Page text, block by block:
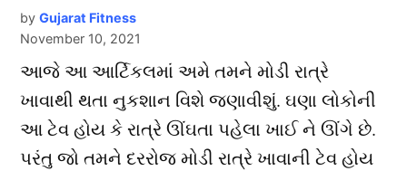
by Gujarat Fitness
November 10, 2021
આજે આ આર્ટિકલમાં અમે તમને મોડી રાત્રે
ખાવાથી થતા નુકશાન વિશે જણાવીશું. ઘણા લોકોની
આ ટેવ હોય કે રાત્રે ઊંઘતા પહેલા ખાઈ ને ઊંગે છે.
પરંતુ જો તમને દરરોજ મોડી રાત્રે ખાવાની ટેવ હોય